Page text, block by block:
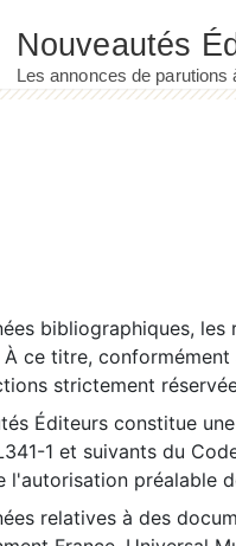
bibliographiques,
À ce titre,
strictement
Éditeurs constitue
1 et suivants du
l'autorisation préalable
relatives à des